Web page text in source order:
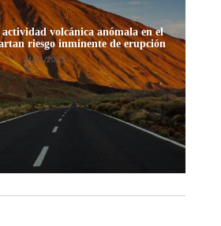
volcánica anómala en el
riesgo inminente de erupción
24/01/2025